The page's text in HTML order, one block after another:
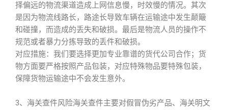
择偏远的物流渠道造成上网信息慢，时效慢的情况。其次
是因为物流线路长，路途长导致车辆在运输途中发生颠簸
和碰撞，而造成的丢失和破损。最后是物流人员的操作不
规范或者暴力分拣导致的丢件和破损。
对应措施：我们要选择更加专业靠谱的货代公司合作；货
物方面要严格按照产品包装，对应特殊物品要特殊包装，
保障货物运输途中不会发生意外。
3、海关查件风险海关查件主要对假冒伪劣产品、海关明文